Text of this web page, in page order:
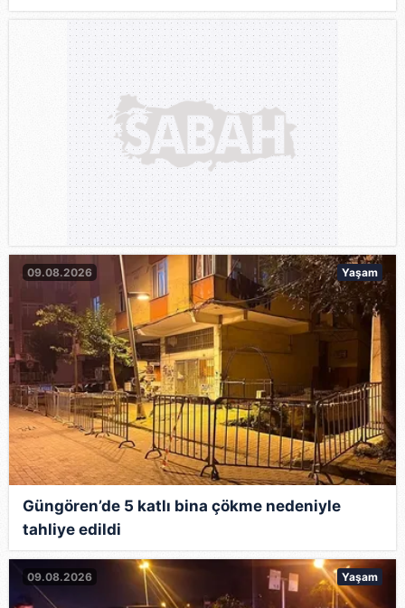
09.08.2026 Yaşam
Güngören’de 5 katlı bina çökme nedeniyle
tahliye edildi
09.08.2026 Yaşam